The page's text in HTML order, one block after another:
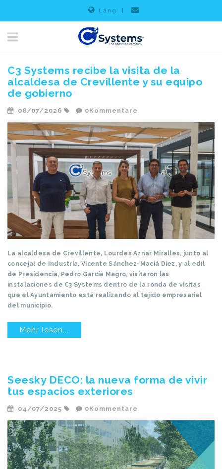
Lang
C3 Systems recibe la visita de la
alcaldesa de Crevillente y su equipo
de gobierno
08/07/2026 0Kommentare
La alcaldesa de Crevillente, Lourdes Aznar Miralles, junto al
concejal de Industria, Vicente Sánchez-Maciá Díez, y al edil
de Presidencia, Pedro García Magro, visitaron las
instalaciones de C3 Systems dentro de la ronda de visitas
que el Ayuntamiento está realizando al tejido empresarial
del municipio.
Mehr lesen...
Seesky DECO: la nueva forma de vivir
tus espacios exteriores
04/07/2025 0Kommentare